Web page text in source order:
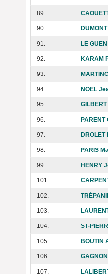
89.
90.
91. LE
92. KARAM
93.
94. NOËL
95.
96. PARENT
97. DROLET
98. PARIS
99. HENRY
101.
102.
103.
104. ST-
105. BOUTIN
106.
107.